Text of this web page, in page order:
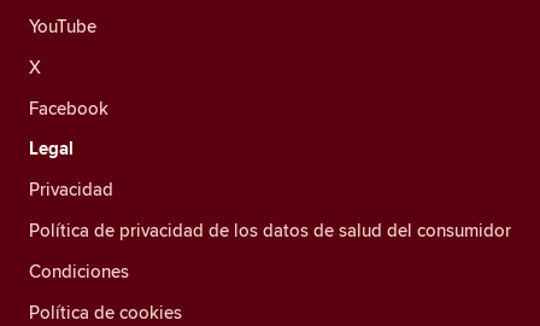
YouTube
X
Facebook
Legal
Privacidad
Política de privacidad de los datos de salud del consumidor
Condiciones
Política de cookies